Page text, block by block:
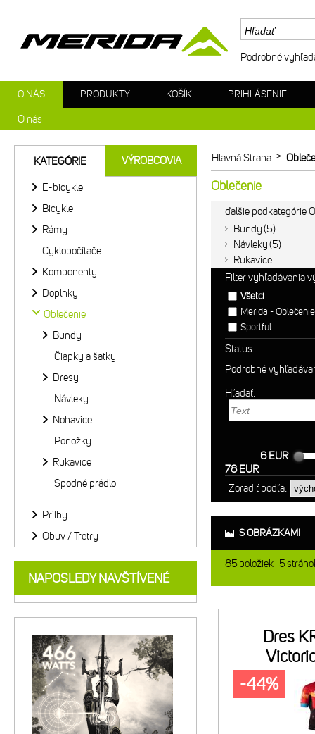
Hlavná Strana >
Oblečenie
ďalšie podkategórie
Bundy 5
Návleky 5
Rukavice
Filter vyhľadávania
Všetci
Merida -
Sportful
Status
Podrobné
Hľadať:
6 EUR
78 EUR
Zoradiť podľa:
S OBRÁZKAMI
85položiek 5
Dres
-44%
KATEGÓRIE VÝROBCOVIA
E-bicykle
Bicykle
Rámy
Cyklopočítače
Komponenty
Doplnky
Oblečenie
Bundy
Čiapky a šatky
Dresy
Návleky
Nohavice
Ponožky
Rukavice
Spodné prádlo
Prilby
Obuv / Tretry
NAPOSLEDY NAVŠTÍVENÉ
Podrobné
O NÁS
O nás
PRODUKTY KOŠÍK PRIHLÁSENIE